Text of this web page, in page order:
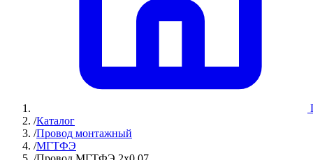
/Каталог
/Провод монтажный
/МГТФЭ